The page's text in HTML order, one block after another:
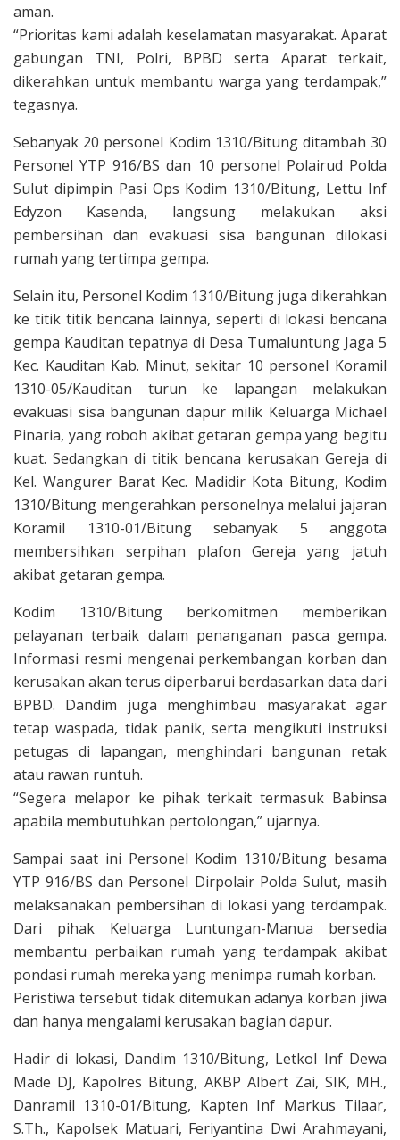
aman.
“Prioritas kami adalah keselamatan masyarakat. Aparat
gabungan TNI, Polri, BPBD serta Aparat terkait,
dikerahkan untuk membantu warga yang terdampak,”
tegasnya.
Sebanyak 20 personel Kodim 1310/Bitung ditambah 30
Personel YTP 916/BS dan 10 personel Polairud Polda
Sulut dipimpin Pasi Ops Kodim 1310/Bitung, Lettu Inf
Edyzon Kasenda, langsung melakukan aksi
pembersihan dan evakuasi sisa bangunan dilokasi
rumah yang tertimpa gempa.
Selain itu, Personel Kodim 1310/Bitung juga dikerahkan
ke titik titik bencana lainnya, seperti di lokasi bencana
gempa Kauditan tepatnya di Desa Tumaluntung Jaga 5
Kec. Kauditan Kab. Minut, sekitar 10 personel Koramil
1310-05/Kauditan turun ke lapangan melakukan
evakuasi sisa bangunan dapur milik Keluarga Michael
Pinaria, yang roboh akibat getaran gempa yang begitu
kuat. Sedangkan di titik bencana kerusakan Gereja di
Kel. Wangurer Barat Kec. Madidir Kota Bitung, Kodim
1310/Bitung mengerahkan personelnya melalui jajaran
Koramil 1310-01/Bitung sebanyak 5 anggota
membersihkan serpihan plafon Gereja yang jatuh
akibat getaran gempa.
Kodim 1310/Bitung berkomitmen memberikan
pelayanan terbaik dalam penanganan pasca gempa.
Informasi resmi mengenai perkembangan korban dan
kerusakan akan terus diperbarui berdasarkan data dari
BPBD. Dandim juga menghimbau masyarakat agar
tetap waspada, tidak panik, serta mengikuti instruksi
petugas di lapangan, menghindari bangunan retak
atau rawan runtuh.
“Segera melapor ke pihak terkait termasuk Babinsa
apabila membutuhkan pertolongan,” ujarnya.
Sampai saat ini Personel Kodim 1310/Bitung besama
YTP 916/BS dan Personel Dirpolair Polda Sulut, masih
melaksanakan pembersihan di lokasi yang terdampak.
Dari pihak Keluarga Luntungan-Manua bersedia
membantu perbaikan rumah yang terdampak akibat
pondasi rumah mereka yang menimpa rumah korban.
Peristiwa tersebut tidak ditemukan adanya korban jiwa
dan hanya mengalami kerusakan bagian dapur.
Hadir di lokasi, Dandim 1310/Bitung, Letkol Inf Dewa
Made DJ, Kapolres Bitung, AKBP Albert Zai, SIK, MH.,
Danramil 1310-01/Bitung, Kapten Inf Markus Tilaar,
S.Th., Kapolsek Matuari, Feriyantina Dwi Arahmayani,